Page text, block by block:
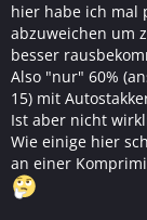
hier habe ich mal
abzuweichen um
besser
Also "nur" 60%
15) mit
Ist aber nicht
Wie einige hier
an einer